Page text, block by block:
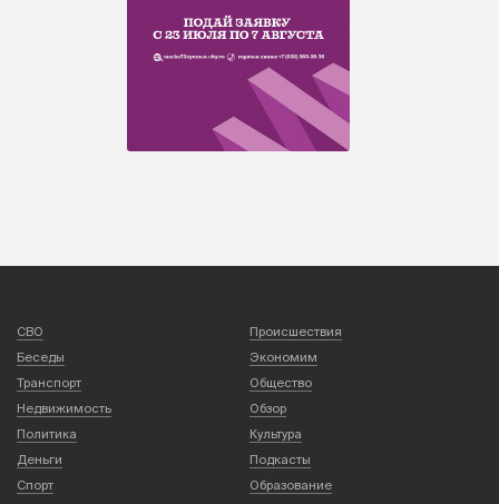
Мода из Парижа: как одевались тюменцы до революции